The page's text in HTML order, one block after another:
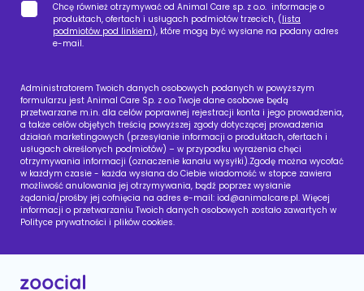
Chcę również otrzymywać od Animal Care sp. z o.o. informacje o
produktach, ofertach i usługach podmiotów trzecich, (lista
podmiotów pod linkiem), które mogą być wysłane na podany adres
e-mail.
Administratorem Twoich danych osobowych podanych w powyższym
formularzu jest Animal Care Sp. z o.o Twoje dane osobowe będą
przetwarzane m.in. dla celów poprawnej rejestracji konta i jego prowadzenia,
a także celów objętych treścią powyższej zgody dotyczącej prowadzenia
działań marketingowych (przesyłanie informacji o produktach, ofertach i
usługach określonych podmiotów) – w przypadku wyrażenia chęci
otrzymywania informacji (oznaczenie kanału wysyłki).Zgodę można wycofać
w każdym czasie - każda wysłana do Ciebie wiadomość w stopce zawiera
możliwość anulowania jej otrzymywania, bądź poprzez wysłanie
żądania/prośby jej cofnięcia na adres e-mail: iod@animalcare.pl. Więcej
informacji o przetwarzaniu Twoich danych osobowych zostało zawartych w
Polityce prywatności i plików cookies.